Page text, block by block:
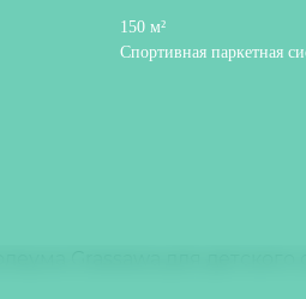
150 м²
Спортивная паркетная